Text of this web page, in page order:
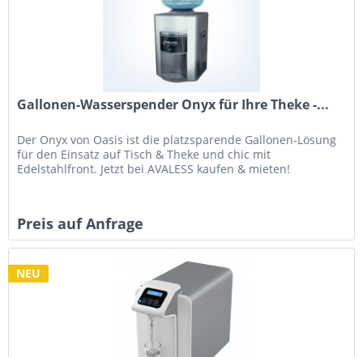
Gallonen-Wasserspender Onyx für Ihre Theke -...
Der Onyx von Oasis ist die platzsparende Gallonen-Lösung
für den Einsatz auf Tisch & Theke und chic mit
Edelstahlfront. Jetzt bei AVALESS kaufen & mieten!
Preis auf Anfrage
NEU